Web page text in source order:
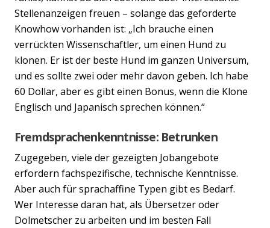
Stellenanzeigen freuen – solange das geforderte
Knowhow vorhanden ist: „Ich brauche einen
verrückten Wissenschaftler, um einen Hund zu
klonen. Er ist der beste Hund im ganzen Universum,
und es sollte zwei oder mehr davon geben. Ich habe
60 Dollar, aber es gibt einen Bonus, wenn die Klone
Englisch und Japanisch sprechen können.“
Fremdsprachenkenntnisse: Betrunken
Zugegeben, viele der gezeigten Jobangebote
erfordern fachspezifische, technische Kenntnisse.
Aber auch für sprachaffine Typen gibt es Bedarf.
Wer Interesse daran hat, als Übersetzer oder
Dolmetscher zu arbeiten und im besten Fall